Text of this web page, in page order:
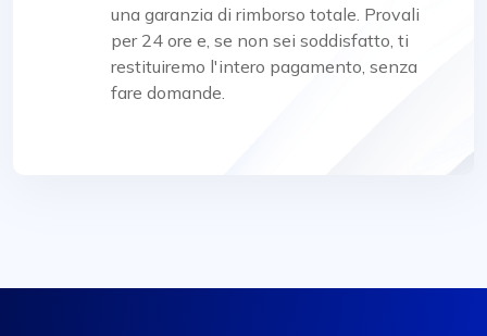
una garanzia di rimborso totale. Provali
per 24 ore e, se non sei soddisfatto, ti
restituiremo l'intero pagamento, senza
fare domande.